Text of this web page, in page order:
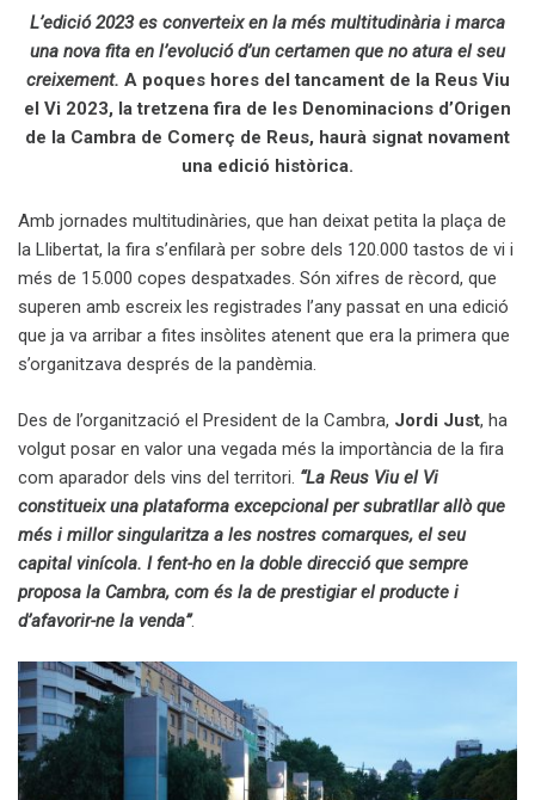
L’edició 2023 es converteix en la més multitudinària i marca
una nova fita en l’evolució d’un certamen que no atura el seu
creixement. A poques hores del tancament de la Reus Viu
el Vi 2023, la tretzena fira de les Denominacions d’Origen
de la Cambra de Comerç de Reus, haurà signat novament
una edició històrica.
Amb jornades multitudinàries, que han deixat petita la plaça de
la Llibertat, la fira s’enfilarà per sobre dels 120.000 tastos de vi i
més de 15.000 copes despatxades. Són xifres de rècord, que
superen amb escreix les registrades l’any passat en una edició
que ja va arribar a fites insòlites atenent que era la primera que
s’organitzava després de la pandèmia.
Des de l’organització el President de la Cambra, Jordi Just, ha
volgut posar en valor una vegada més la importància de la fira
com aparador dels vins del territori. “La Reus Viu el Vi
constitueix una plataforma excepcional per subratllar allò que
més i millor singularitza a les nostres comarques, el seu
capital vinícola. I fent-ho en la doble direcció que sempre
proposa la Cambra, com és la de prestigiar el producte i
d’afavorir-ne la venda”.